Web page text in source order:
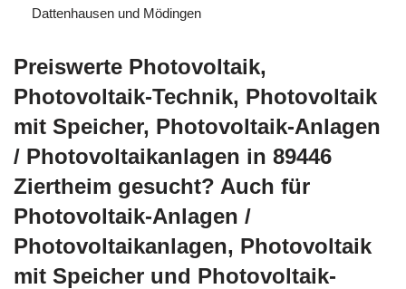
Dattenhausen und Mödingen
Preiswerte Photovoltaik,
Photovoltaik-Technik, Photovoltaik
mit Speicher, Photovoltaik-Anlagen
/ Photovoltaikanlagen in 89446
Ziertheim gesucht? Auch für
Photovoltaik-Anlagen /
Photovoltaikanlagen, Photovoltaik
mit Speicher und Photovoltaik-